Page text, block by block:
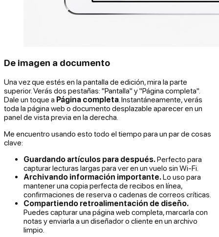
De imagen a documento
Una vez que estés en la pantalla de edición, mira la parte
superior. Verás dos pestañas: "Pantalla" y "Página completa".
Dale un toque a Página completa . Instantáneamente, verás
toda la página web o documento desplazable aparecer en un
panel de vista previa en la derecha.
Me encuentro usando esto todo el tiempo para un par de cosas
clave:
Guardando artículos para después.Perfecto para
capturar lecturas largas para ver en un vuelo sin Wi-Fi.
Archivando información importante.Lo uso para
mantener una copia perfecta de recibos en línea,
confirmaciones de reserva o cadenas de correos críticas.
Compartiendo retroalimentación de diseño.
Puedes capturar una página web completa, marcarla con
notas y enviarla a un diseñador o cliente en un archivo
limpio.